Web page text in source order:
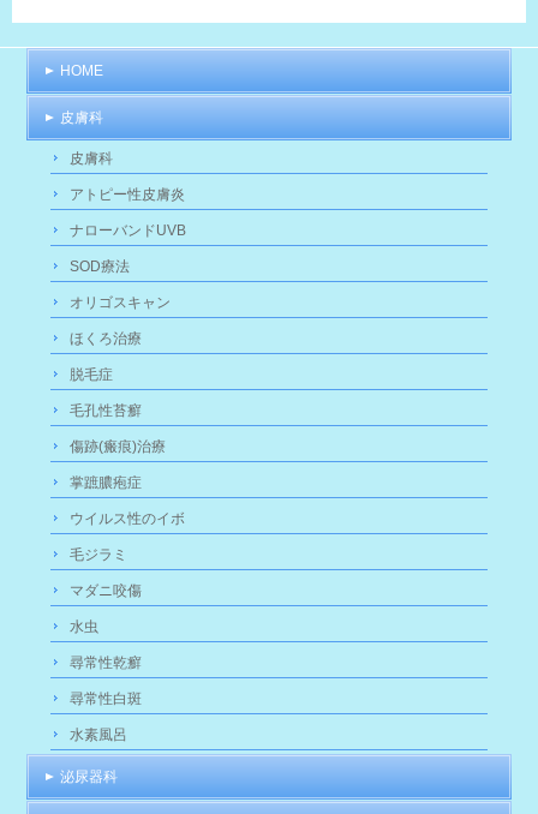
HOME
皮膚科
皮膚科
アトピー性皮膚炎
ナローバンドUVB
SOD療法
オリゴスキャン
ほくろ治療
脱毛症
毛孔性苔癬
傷跡(瘢痕)治療
掌蹠膿疱症
ウイルス性のイボ
毛ジラミ
マダニ咬傷
水虫
尋常性乾癬
尋常性白斑
水素風呂
泌尿器科